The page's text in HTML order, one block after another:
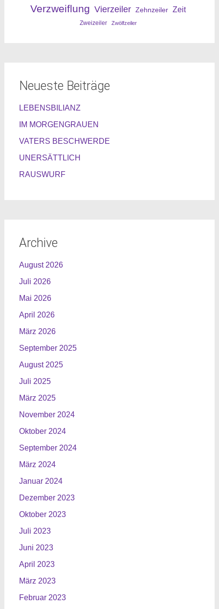
Verzweiflung Vierzeiler Zehnzeiler Zeit
Zweizeiler Zwölfzeiler
Neueste Beiträge
LEBENSBILIANZ
IM MORGENGRAUEN
VATERS BESCHWERDE
UNERSÄTTLICH
RAUSWURF
Archive
August 2026
Juli 2026
Mai 2026
April 2026
März 2026
September 2025
August 2025
Juli 2025
März 2025
November 2024
Oktober 2024
September 2024
März 2024
Januar 2024
Dezember 2023
Oktober 2023
Juli 2023
Juni 2023
April 2023
März 2023
Februar 2023